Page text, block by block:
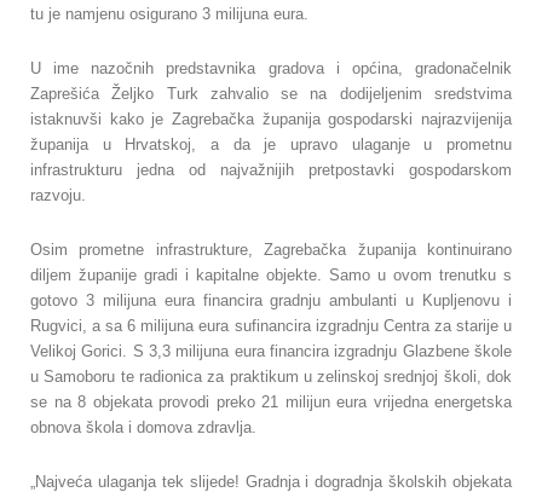
tu je namjenu osigurano 3 milijuna eura.
U ime nazočnih predstavnika gradova i općina, gradonačelnik
Zaprešića Željko Turk zahvalio se na dodijeljenim sredstvima
istaknuvši kako je Zagrebačka županija gospodarski najrazvijenija
županija u Hrvatskoj, a da je upravo ulaganje u prometnu
infrastrukturu jedna od najvažnijih pretpostavki gospodarskom
razvoju.
Osim prometne infrastrukture, Zagrebačka županija kontinuirano
diljem županije gradi i kapitalne objekte. Samo u ovom trenutku s
gotovo 3 milijuna eura financira gradnju ambulanti u Kupljenovu i
Rugvici, a sa 6 milijuna eura sufinancira izgradnju Centra za starije u
Velikoj Gorici. S 3,3 milijuna eura financira izgradnju Glazbene škole
u Samoboru te radionica za praktikum u zelinskoj srednjoj školi, dok
se na 8 objekata provodi preko 21 milijun eura vrijedna energetska
obnova škola i domova zdravlja.
„Najveća ulaganja tek slijede! Gradnja i dogradnja školskih objekata